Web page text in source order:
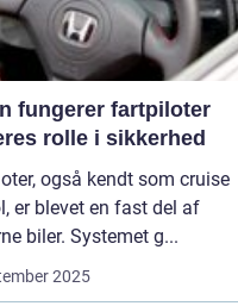
fungerer fartpiloter
rolle i sikkerhed
også kendt som cruise
er blevet en fast del af
biler. Systemet g...
2025